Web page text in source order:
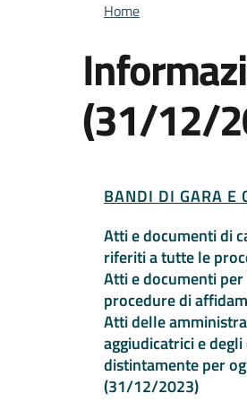
Briciole
Home
(31/12/
BANDI DI GARA E
Atti e documenti di
riferiti a tutte le
Atti e documenti
procedure di
Atti delle
aggiudicatrici e
distintamente per
(31/12/2023)